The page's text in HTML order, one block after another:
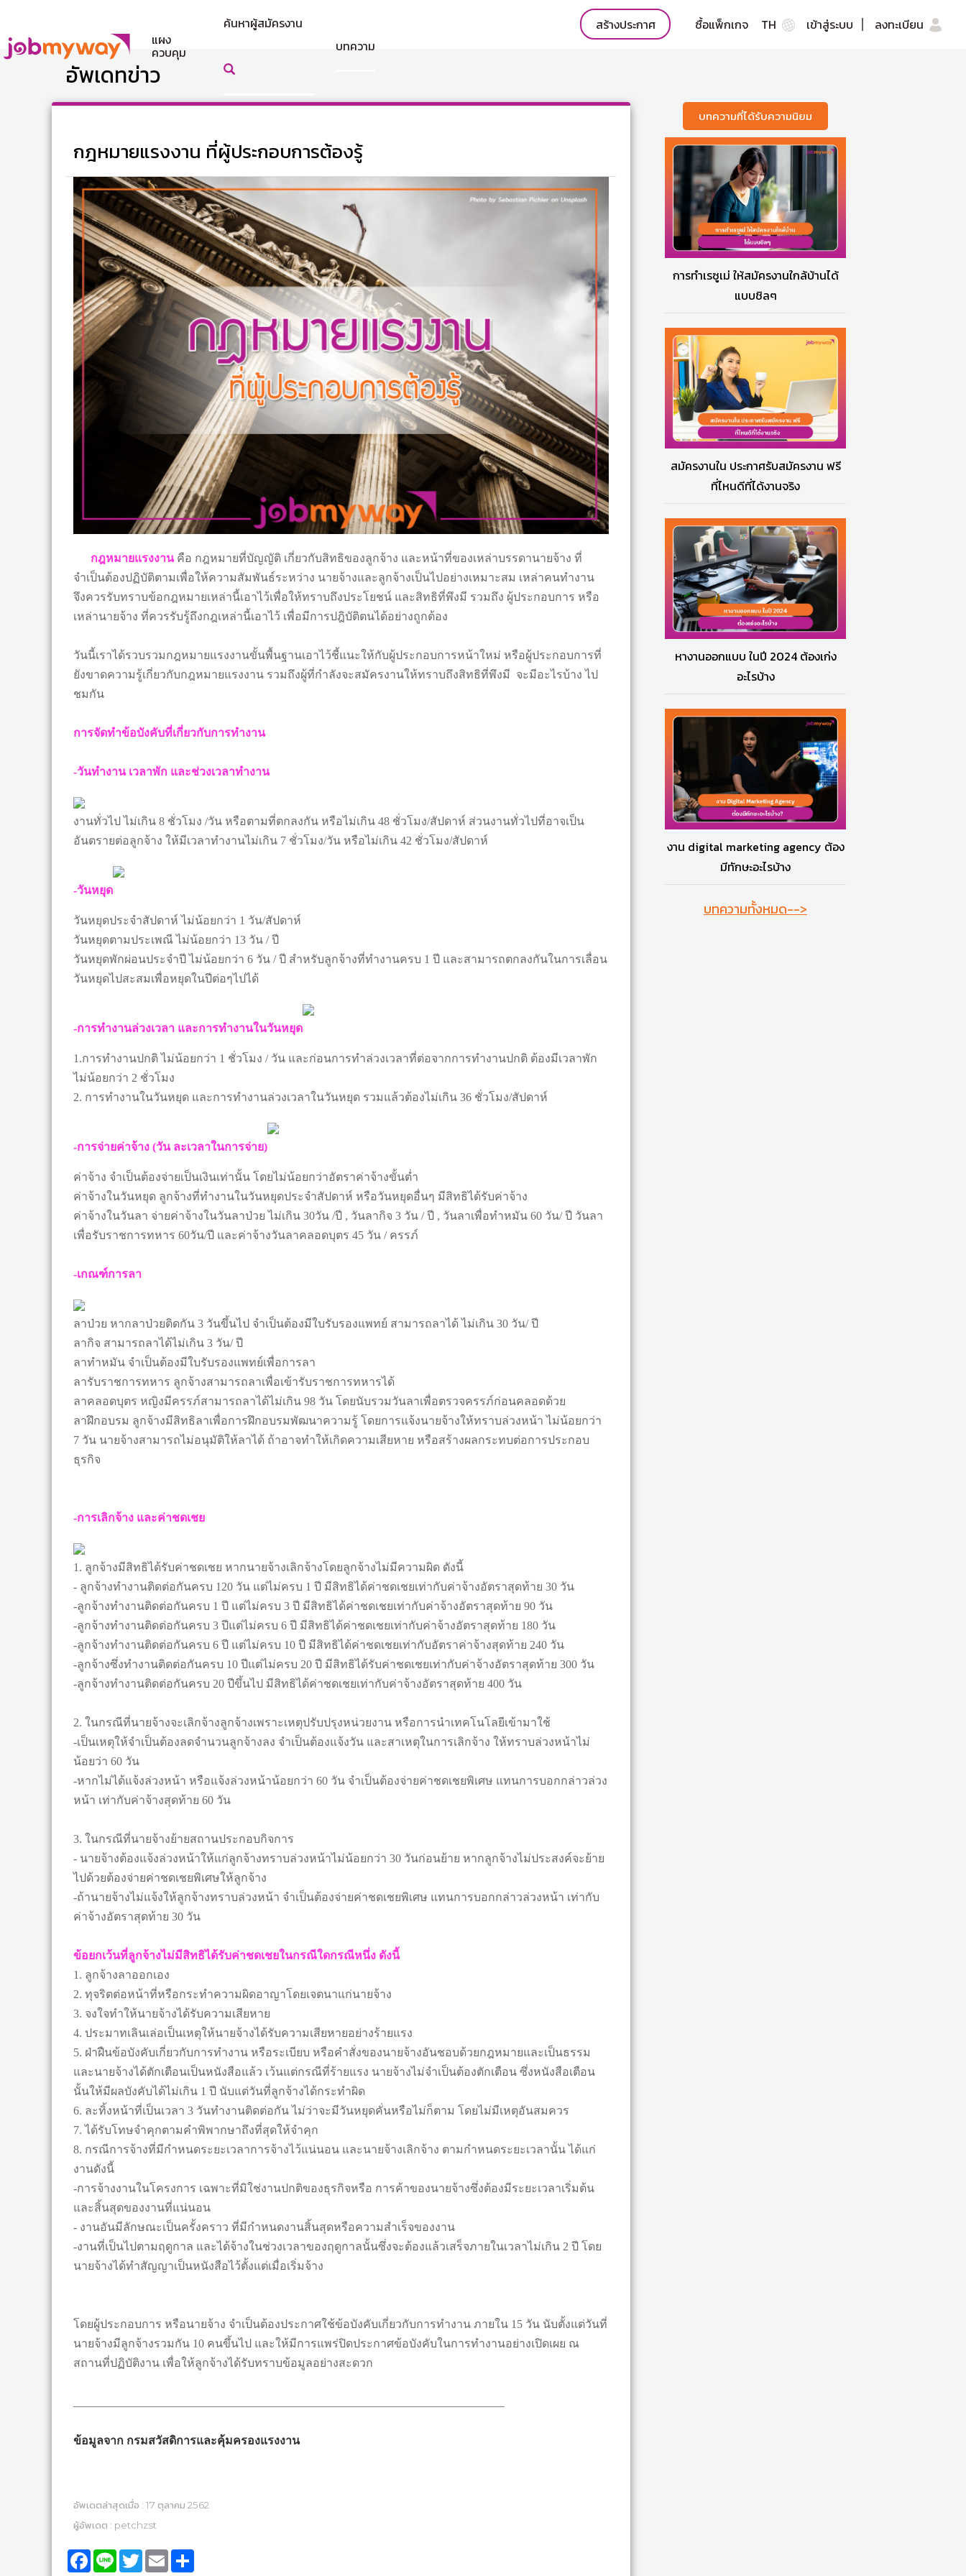
แผง
ควบคุม
ค้นหาผู้สมัครงาน
บทความ
สร้างประกาศ ซื้อแพ็กเกจ TH เข้าสู่ระบบ ลงทะเบียน
อัพเดทข่าว
กฎหมายแรงงาน ที่ผู้ประกอบการต้องรู้
กฎหมายแรงงานคือ กฎหมายที่บัญญัติ เกี่ยวกับสิทธิของลูกจ้าง และหน้าที่ของเหล่าบรรดานายจ้าง ที่
จำเป็นต้องปฏิบัติตามเพื่อให้ความสัมพันธ์ระหว่าง นายจ้างและลูกจ้างเป็นไปอย่างเหมาะสม เหล่าคนทำงาน
จึงควรรับทราบข้อกฎหมายเหล่านี้เอาไว้เพื่อให้ทราบถึงประโยชน์ และสิทธิที่พึงมี รวมถึง ผู้ประกอบการ หรือ
เหล่านายจ้าง ที่ควรรับรู้ถึงกฎเหล่านี้เอาไว้ เพื่อมีการปฎิบัติตนได้อย่างถูกต้อง
วันนี้เราได้รวบรวมกฎหมายแรงงานขั้นพื้นฐานเอาไว้ชี้แนะให้กับผู้ประกอบการหน้าใหม่ หรือผู้ประกอบการที่
ยังขาดความรู้เกี่ยวกับกฎหมายแรงงาน รวมถึงผู้ที่กำลังจะสมัครงานให้ทราบถึงสิทธิที่พึงมี จะมีอะไรบ้าง ไป
ชมกัน
การจัดทำข้อบังคับที่เกี่ยวกับการทำงาน
-วันทำงาน เวลาพัก และช่วงเวลาทำงาน
งานทั่วไป ไม่เกิน 8 ชั่วโมง /วัน หรือตามที่ตกลงกัน หรือไม่เกิน 48 ชั่วโมง/สัปดาห์ ส่วนงานทั่วไปที่อาจเป็น
อันตรายต่อลูกจ้าง ให้มีเวลาทำงานไม่เกิน 7 ชั่วโมง/วัน หรือไม่เกิน 42 ชั่วโมง/สัปดาห์
-วันหยุด
วันหยุดประจำสัปดาห์ ไม่น้อยกว่า 1 วัน/สัปดาห์
วันหยุดตามประเพณี ไม่น้อยกว่า 13 วัน / ปี
วันหยุดพักผ่อนประจำปี ไม่น้อยกว่า 6 วัน / ปี สำหรับลูกจ้างที่ทำงานครบ 1 ปี และสามารถตกลงกันในการเลื่อน
วันหยุดไปสะสมเพื่อหยุดในปีต่อๆไปได้
-การทำงานล่วงเวลา และการทำงานในวันหยุด
1.การทำงานปกติ ไม่น้อยกว่า 1 ชั่วโมง / วัน และก่อนการทำล่วงเวลาที่ต่อจากการทำงานปกติ ต้องมีเวลาพัก
ไม่น้อยกว่า 2 ชั่วโมง
2. การทำงานในวันหยุด และการทำงานล่วงเวลาในวันหยุด รวมแล้วต้องไม่เกิน 36 ชั่วโมง/สัปดาห์
-การจ่ายค่าจ้าง (วัน ละเวลาในการจ่าย)
ค่าจ้าง จำเป็นต้องจ่ายเป็นเงินเท่านั้น โดยไม่น้อยกว่าอัตราค่าจ้างขั้นต่ำ
ค่าจ้างในวันหยุด ลูกจ้างที่ทำงานในวันหยุดประจำสัปดาห์ หรือวันหยุดอื่นๆ มีสิทธิได้รับค่าจ้าง
ค่าจ้างในวันลา จ่ายค่าจ้างในวันลาป่วย ไม่เกิน 30วัน /ปี , วันลากิจ 3 วัน / ปี , วันลาเพื่อทำหมัน 60 วัน/ ปี วันลา
เพื่อรับราชการทหาร 60วัน/ปี และค่าจ้างวันลาคลอดบุตร 45 วัน / ครรภ์
-เกณฑ์การลา
ลาป่วย หากลาป่วยติดกัน 3 วันขึ้นไป จำเป็นต้องมีใบรับรองแพทย์ สามารถลาได้ ไม่เกิน 30 วัน/ ปี
ลากิจ สามารถลาได้ไม่เกิน 3 วัน/ ปี
ลาทำหมัน จำเป็นต้องมีใบรับรองแพทย์เพื่อการลา
ลารับราชการทหาร ลูกจ้างสามารถลาเพื่อเข้ารับราชการทหารได้
ลาคลอดบุตร หญิงมีครรภ์สามารถลาได้ไม่เกิน 98 วัน โดยนับรวมวันลาเพื่อตรวจครรภ์ก่อนคลอดด้วย
ลาฝึกอบรม ลูกจ้างมีสิทธิลาเพื่อการฝึกอบรมพัฒนาความรู้ โดยการแจ้งนายจ้างให้ทราบล่วงหน้า ไม่น้อยกว่า
7 วัน นายจ้างสามารถไม่อนุมัติให้ลาได้ ถ้าอาจทำให้เกิดความเสียหาย หรือสร้างผลกระทบต่อการประกอบ
ธุรกิจ
-การเลิกจ้าง และค่าชดเชย
1. ลูกจ้างมีสิทธิได้รับค่าชดเชย หากนายจ้างเลิกจ้างโดยลูกจ้างไม่มีความผิด ดังนี้
- ลูกจ้างทำงานติดต่อกันครบ 120 วัน แต่ไม่ครบ 1 ปี มีสิทธิได้ค่าชดเชยเท่ากับค่าจ้างอัตราสุดท้าย 30 วัน
-ลูกจ้างทำงานติดต่อกันครบ 1 ปี แต่ไม่ครบ 3 ปี มีสิทธิได้ค่าชดเชยเท่ากับค่าจ้างอัตราสุดท้าย 90 วัน
-ลูกจ้างทำงานติดต่อกันครบ 3 ปีแต่ไม่ครบ 6 ปี มีสิทธิได้ค่าชดเชยเท่ากับค่าจ้างอัตราสุดท้าย 180 วัน
-ลูกจ้างทำงานติดต่อกันครบ 6 ปี แต่ไม่ครบ 10 ปี มีสิทธิได้ค่าชดเชยเท่ากับอัตราค่าจ้างสุดท้าย 240 วัน
-ลูกจ้างซึ่งทำงานติดต่อกันครบ 10 ปีแต่ไม่ครบ 20 ปี มีสิทธิได้รับค่าชดเชยเท่ากับค่าจ้างอัตราสุดท้าย 300 วัน
-ลูกจ้างทำงานติดต่อกันครบ 20 ปีขึ้นไป มีสิทธิได้ค่าชดเชยเท่ากับค่าจ้างอัตราสุดท้าย 400 วัน
2. ในกรณีที่นายจ้างจะเลิกจ้างลูกจ้างเพราะเหตุปรับปรุงหน่วยงาน หรือการนำเทคโนโลยีเข้ามาใช้
-เป็นเหตุให้จำเป็นต้องลดจำนวนลูกจ้างลง จำเป็นต้องแจ้งวัน และสาเหตุในการเลิกจ้าง ให้ทราบล่วงหน้าไม่
น้อยว่า 60 วัน
-หากไม่ได้แจ้งล่วงหน้า หรือแจ้งล่วงหน้าน้อยกว่า 60 วัน จำเป็นต้องจ่ายค่าชดเชยพิเศษ แทนการบอกกล่าวล่วง
หน้า เท่ากับค่าจ้างสุดท้าย 60 วัน
3. ในกรณีที่นายจ้างย้ายสถานประกอบกิจการ
- นายจ้างต้องแจ้งล่วงหน้าให้แก่ลูกจ้างทราบล่วงหน้าไม่น้อยกว่า 30 วันก่อนย้าย หากลูกจ้างไม่ประสงค์จะย้าย
ไปด้วยต้องจ่ายค่าชดเชยพิเศษให้ลูกจ้าง
-ถ้านายจ้างไม่แจ้งให้ลูกจ้างทราบล่วงหน้า จำเป็นต้องจ่ายค่าชดเชยพิเศษ แทนการบอกกล่าวล่วงหน้า เท่ากับ
ค่าจ้างอัตราสุดท้าย 30 วัน
ข้อยกเว้นที่ลูกจ้างไม่มีสิทธิได้รับค่าชดเชยในกรณีใดกรณีหนึ่ง ดังนี้
1. ลูกจ้างลาออกเอง
2. ทุจริตต่อหน้าที่หรือกระทำความผิดอาญาโดยเจตนาแก่นายจ้าง
3. จงใจทำให้นายจ้างได้รับความเสียหาย
4. ประมาทเลินเล่อเป็นเหตุให้นายจ้างได้รับความเสียหายอย่างร้ายแรง
5. ฝ่าฝืนข้อบังคับเกี่ยวกับการทำงาน หรือระเบียบ หรือคำสั่งของนายจ้างอันชอบด้วยกฎหมายและเป็นธรรม
และนายจ้างได้ตักเตือนเป็นหนังสือแล้ว เว้นแต่กรณีที่ร้ายแรง นายจ้างไม่จำเป็นต้องตักเตือน ซึ่งหนังสือเตือน
นั้นให้มีผลบังคับได้ไม่เกิน 1 ปี นับแต่วันที่ลูกจ้างได้กระทำผิด
6. ละทิ้งหน้าที่เป็นเวลา 3 วันทำงานติดต่อกัน ไม่ว่าจะมีวันหยุดคั่นหรือไม่ก็ตาม โดยไม่มีเหตุอันสมควร
7. ได้รับโทษจำคุกตามคำพิพากษาถึงที่สุดให้จำคุก
8. กรณีการจ้างที่มีกำหนดระยะเวลาการจ้างไว้แน่นอน และนายจ้างเลิกจ้าง ตามกำหนดระยะเวลานั้น ได้แก่
งานดังนี้
-การจ้างงานในโครงการ เฉพาะที่มิใช่งานปกติของธุรกิจหรือ การค้าของนายจ้างซึ่งต้องมีระยะเวลาเริ่มต้น
และสิ้นสุดของงานที่แน่นอน
- งานอันมีลักษณะเป็นครั้งคราว ที่มีกำหนดงานสิ้นสุดหรือความสำเร็จของงาน
-งานที่เป็นไปตามฤดูกาล และได้จ้างในช่วงเวลาของฤดูกาลนั้นซึ่งจะต้องแล้วเสร็จภายในเวลาไม่เกิน 2 ปี โดย
นายจ้างได้ทำสัญญาเป็นหนังสือไว้ตั้งแต่เมื่อเริ่มจ้าง
โดยผู้ประกอบการ หรือนายจ้าง จำเป็นต้องประกาศใช้ข้อบังคับเกี่ยวกับการทำงาน ภายใน 15 วัน นับตั้งแต่วันที่
นายจ้างมีลูกจ้างรวมกัน 10 คนขึ้นไป และให้มีการแพร่ปิดประกาศข้อบังคับในการทำงานอย่างเปิดเผย ณ
สถานที่ปฏิบัติงาน เพื่อให้ลูกจ้างได้รับทราบข้อมูลอย่างสะดวก
ข้อมูลจาก กรมสวัสดิการและคุ้มครองแรงงาน
อัพเดตล่าสุดเมื่อ : 17 ตุลาคม 2562
ผู้อัพเดต : petchzst
Facebook
Line TwitterEmail
บทความที่ได้รับความนิยม
การทำเรซูเม่ ให้สมัครงานใกล้บ้านได้
แบบชิลๆ
สมัครงานใน ประกาศรับสมัครงาน ฟรี
ที่ไหนดีที่ได้งานจริง
หางานออกแบบ ในปี 2024 ต้องเก่ง
อะไรบ้าง
งาน digital marketing agency ต้อง
มีทักษะอะไรบ้าง
บทความทั้งหมด-->